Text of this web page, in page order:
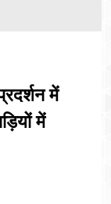
में
में